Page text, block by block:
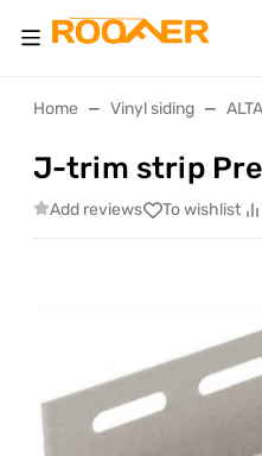
Home Vinyl siding
J-trim strip
Add reviews To wishlist